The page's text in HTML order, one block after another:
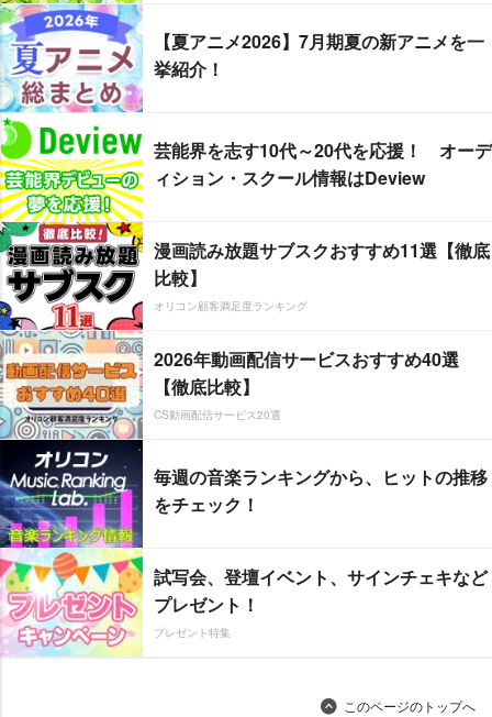
【夏アニメ2026】7月期夏の新アニメを一
挙紹介！
芸能界を志す10代～20代を応援！ オーデ
ィション・スクール情報はDeview
漫画読み放題サブスクおすすめ11選【徹底
比較】
オリコン顧客満足度ランキング
2026年動画配信サービスおすすめ40選
【徹底比較】
CS動画配信サービス20選
毎週の音楽ランキングから、ヒットの推移
をチェック！
試写会、登壇イベント、サインチェキなど
プレゼント！
プレゼント特集
このページのトップへ